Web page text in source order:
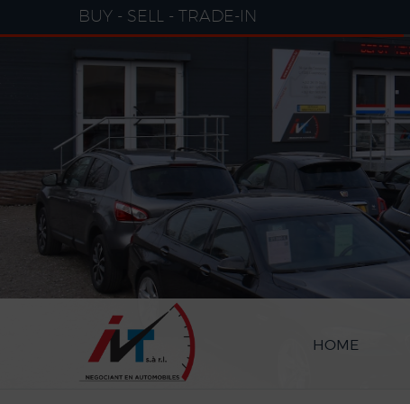
BUY - SELL - TRADE-IN
HOME
Cookies management panel